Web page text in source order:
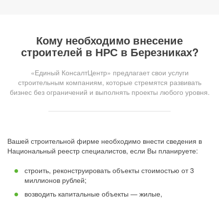
Кому необходимо внесение
строителей в НРС в Березниках?
«Единый КонсалтЦентр» предлагает свои услуги
строительным компаниям, которые стремятся развивать
бизнес без ограничений и выполнять проекты любого уровня.
Вашей строительной фирме необходимо внести сведения в
Национальный реестр специалистов, если Вы планируете:
строить, реконструировать объекты стоимостью от 3
миллионов рублей;
возводить капитальные объекты — жилые,